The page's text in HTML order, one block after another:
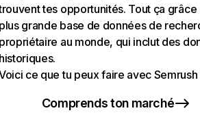
tes opportunités. Tout ça grâce
plus grande base de données de
propriétaire au monde, qui inclut des
historiques.
ce que tu peux faire avec Semrush
Comprends ton marché